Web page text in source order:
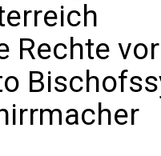
Rechte